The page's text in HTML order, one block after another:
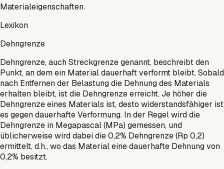
Materialeigenschaften.
Lexikon
Dehngrenze
Dehngrenze, auch Streckgrenze genannt, beschreibt den
Punkt, an dem ein Material dauerhaft verformt bleibt. Sobald
nach Entfernen der Belastung die Dehnung des Materials
erhalten bleibt, ist die Dehngrenze erreicht. Je höher die
Dehngrenze eines Materials ist, desto widerstandsfähiger ist
es gegen dauerhafte Verformung. In der Regel wird die
Dehngrenze in Megapascal (MPa) gemessen, und
üblicherweise wird dabei die 0,2% Dehngrenze (Rp 0,2)
ermittelt, d.h., wo das Material eine dauerhafte Dehnung von
0,2% besitzt.